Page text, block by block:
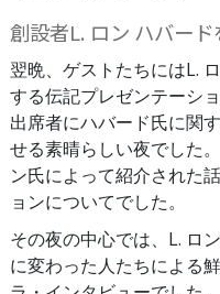
創設者L. ロン ハバー
翌晩、ゲストたちにはL.
する伝記プレゼンテーシ
出席者にハバード氏に関
せる素晴らしい夜でした
ン氏によって紹介された
ョンについてでした。
その夜の中心では、L. ロ
に変わった人たちによる